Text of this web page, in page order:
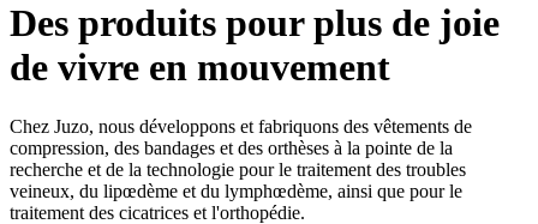
Des produits pour plus de joie
de vivre en mouvement
Chez Juzo, nous développons et fabriquons des vêtements de
compression, des bandages et des orthèses à la pointe de la
recherche et de la technologie pour le traitement des troubles
veineux, du lipœdème et du lymphœdème, ainsi que pour le
traitement des cicatrices et l'orthopédie.